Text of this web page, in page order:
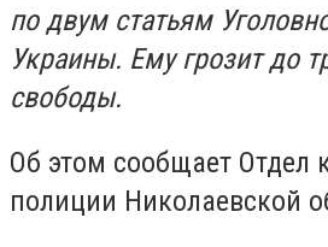
по двум статьям
Украины. Ему грозит до
свободы.
Об этом сообщает Отдел
полиции Николаевской